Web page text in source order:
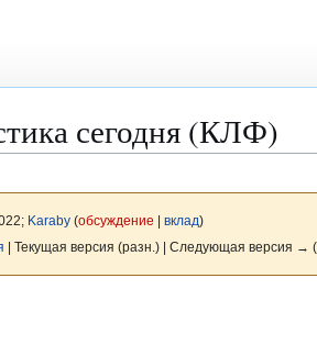
сегодня (КЛФ)
Karaby (обсуждение вклад)
| Текущая версия (разн.) | Следующая версия →